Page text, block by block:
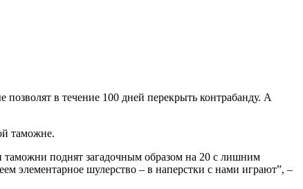
в течение 100 дней перекрыть контрабанду. А
таможне.
таможни поднят загадочным образом на 20 с лишним
элементарное шулерство – в наперстки с нами играют”, –